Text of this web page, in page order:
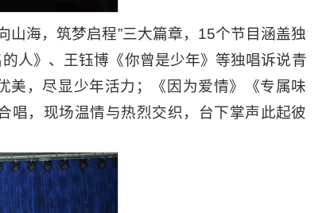
山海，筑梦启程”三大篇章，15个节目涵盖独
人》、王钰博《你曾是少年》等独唱诉说青
美，尽显少年活力；《因为爱情》《专属味
唱，现场温情与热烈交织，台下掌声此起彼